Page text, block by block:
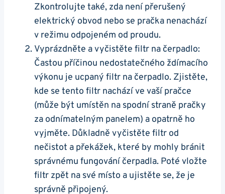
Zkontrolujte také, zda není přerušený
elektrický obvod nebo se pračka nenachází
v režimu odpojeném od proudu.
Vyprázdněte a vyčistěte filtr na čerpadlo:
Častou příčinou nedostatečného ždímacího
výkonu‍ je ucpaný filtr na čerpadlo. ⁤Zjistěte,
kde se tento filtr nachází ⁤ve vaší⁤ pračce
(může být umístěn na spodní straně pračky
za odnímatelným panelem) a opatrně ho
vyjměte.⁢ Důkladně vyčistěte filtr od
nečistot a ⁢překážek, které ⁤by mohly bránit
správnému fungování čerpadla. ‍Poté vložte
‍filtr zpět na své místo ‌a ujistěte ‍se, že je
správně připojený.